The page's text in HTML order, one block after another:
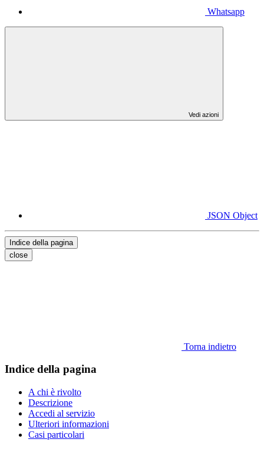
Whatsapp
Vedi azioni
JSON Object
Indice della pagina
close
Torna indietro
Indice della pagina
A chi è rivolto
Descrizione
Accedi al servizio
Ulteriori informazioni
Casi particolari